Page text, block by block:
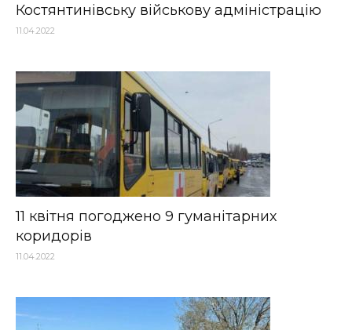
Костянтинівську військову адміністрацію
11.04.2022
11 квітня погоджено 9 гуманітарних
коридорів
11.04.2022